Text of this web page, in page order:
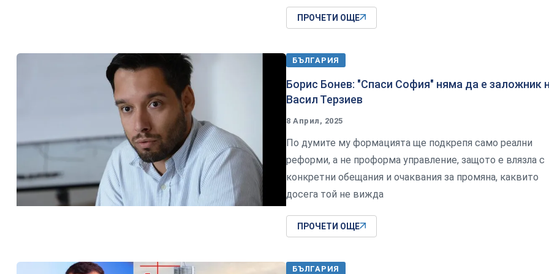
ПРОЧЕТИ ОЩЕ
БЪЛГАРИЯ
Борис Бонев: "Спаси София" няма да е заложник
Васил Терзиев
8 Април, 2025
По думите му формацията ще подкрепя само реални
реформи, а не проформа управление, защото е влязла с
конкретни обещания и очаквания за промяна, каквито
досега той не вижда
ПРОЧЕТИ ОЩЕ
БЪЛГАРИЯ